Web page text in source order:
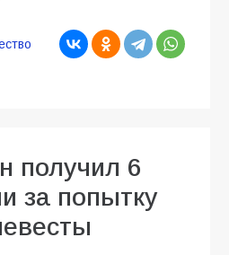
получил 6
за попытку